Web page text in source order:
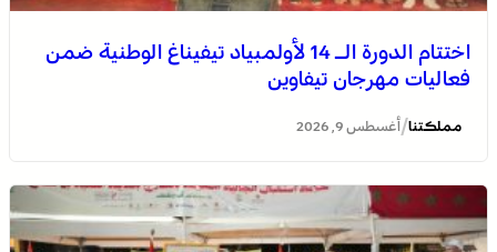
اختتام الدورة الـ 14 لأولمبياد تيفيناغ الوطنية ضمن
فعاليات مهرجان تيفاوين
مملكتنا/ أغسطس 9, 2026